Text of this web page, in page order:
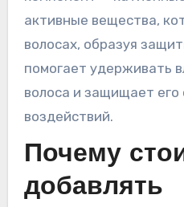
активные вещества,
волосах, образуя
помогает удерживать
волоса и защищает его
воздействий.
Почему
добавлять